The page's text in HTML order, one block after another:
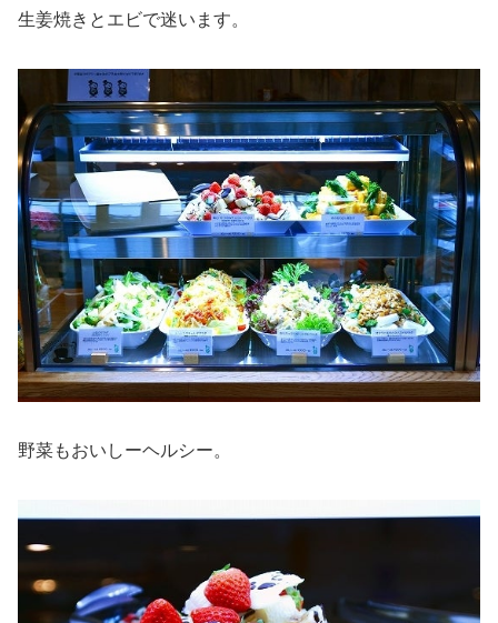
生姜焼きとエビで迷います。
野菜もおいしーヘルシー。